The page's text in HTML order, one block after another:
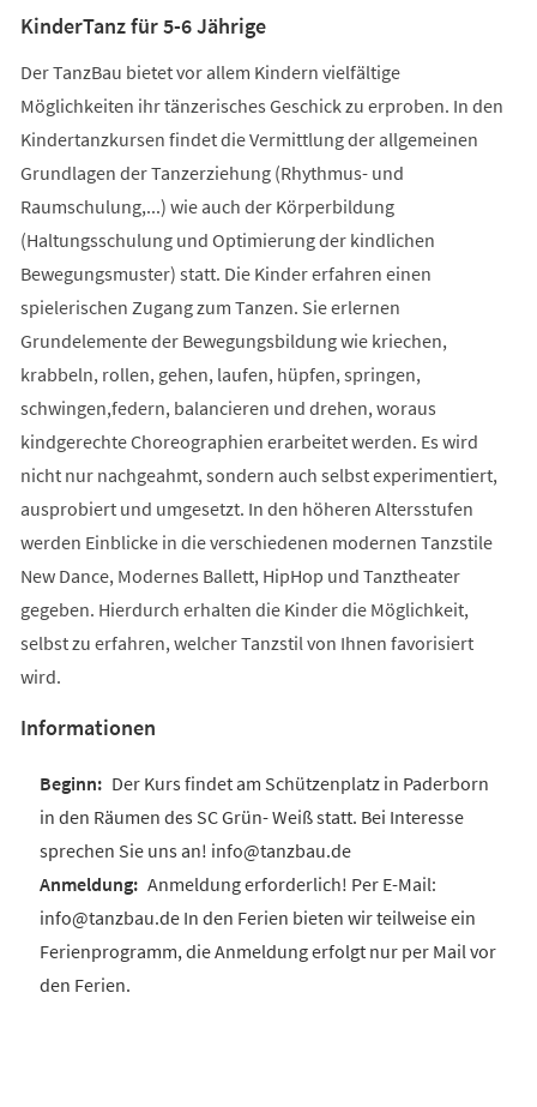
KinderTanz für 5-6 Jährige
Der TanzBau bietet vor allem Kindern vielfältige
Möglichkeiten ihr tänzerisches Geschick zu erproben. In den
Kindertanzkursen findet die Vermittlung der allgemeinen
Grundlagen der Tanzerziehung (Rhythmus- und
Raumschulung,...) wie auch der Körperbildung
(Haltungsschulung und Optimierung der kindlichen
Bewegungsmuster) statt. Die Kinder erfahren einen
spielerischen Zugang zum Tanzen. Sie erlernen
Grundelemente der Bewegungsbildung wie kriechen,
krabbeln, rollen, gehen, laufen, hüpfen, springen,
schwingen,federn, balancieren und drehen, woraus
kindgerechte Choreographien erarbeitet werden. Es wird
nicht nur nachgeahmt, sondern auch selbst experimentiert,
ausprobiert und umgesetzt. In den höheren Altersstufen
werden Einblicke in die verschiedenen modernen Tanzstile
New Dance, Modernes Ballett, HipHop und Tanztheater
gegeben. Hierdurch erhalten die Kinder die Möglichkeit,
selbst zu erfahren, welcher Tanzstil von Ihnen favorisiert
wird.
Informationen
Der Kurs findet am Schützenplatz in Paderborn
in den Räumen des SC Grün- Weiß statt. Bei Interesse
sprechen Sie uns an! info@tanzbau.de
Anmeldung erforderlich! Per E-Mail:
info@tanzbau.de In den Ferien bieten wir teilweise ein
Ferienprogramm, die Anmeldung erfolgt nur per Mail vor
den Ferien.